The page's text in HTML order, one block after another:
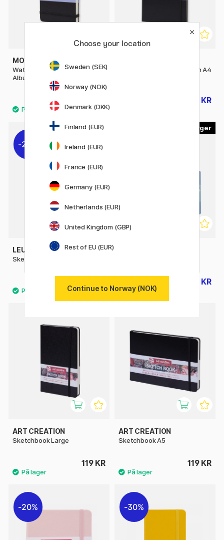
MOLESKINE
Watercolor ART collection
Album Pocket Black
Sketchbook ART collection A4
399 KR
4
20%
LEUCHTTURM1917
Sketchbook Square
253 KR
ART CREATION
Sketchbook Large
119 KR
ART CREATION
Sketchbook A5
119 KR
20% 30%
Choose your location
Sweden (SEK)
Norway (NOK)
Denmark (DKK)
Finland (EUR)
Ireland (EUR)
France (EUR)
Germany (EUR)
Netherlands (EUR)
United Kingdom (GBP)
Rest of EU (EUR)
Continue to Norway (NOK)